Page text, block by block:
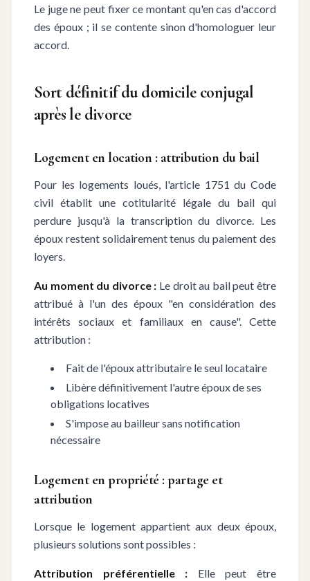
Le juge ne peut fixer ce montant qu'en cas d'accord
des époux ; il se contente sinon d'homologuer leur
accord.
Sort définitif du domicile conjugal
après le divorce
Logement en location : attribution du bail
Pour les logements loués, l'article 1751 du Code
civil établit une cotitularité légale du bail qui
perdure jusqu'à la transcription du divorce. Les
époux restent solidairement tenus du paiement des
loyers.
Au moment du divorce : Le droit au bail peut être
attribué à l'un des époux "en considération des
intérêts sociaux et familiaux en cause". Cette
attribution :
Fait de l'époux attributaire le seul locataire
Libère définitivement l'autre époux de ses
obligations locatives
S'impose au bailleur sans notification
nécessaire
Logement en propriété : partage et
attribution
Lorsque le logement appartient aux deux époux,
plusieurs solutions sont possibles :
Attribution préférentielle : Elle peut être